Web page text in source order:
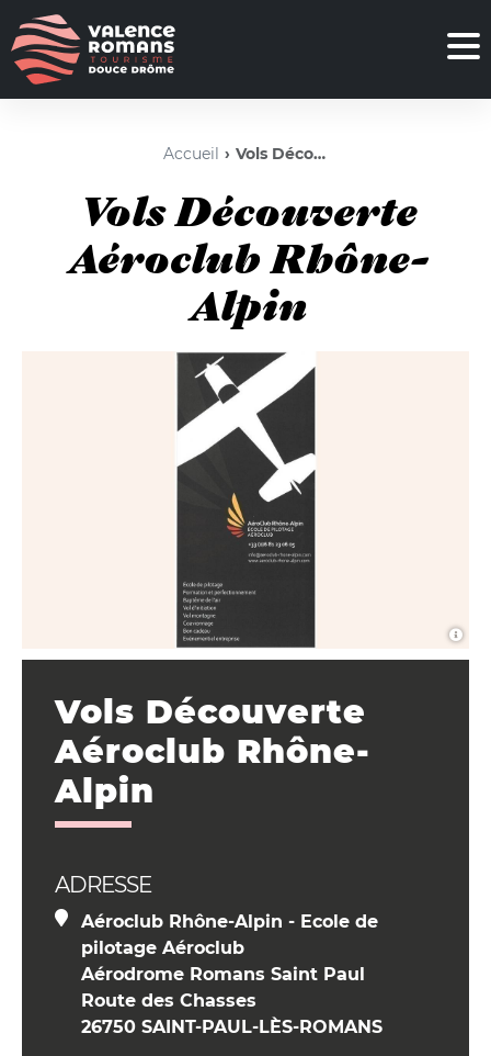
Accueil Vols Découverte Aéroclub Rhône-Alpin
Vols Découverte
Aéroclub Rhône-
Alpin
Vols Découverte
Aéroclub Rhône-
Alpin
ADRESSE
Aéroclub Rhône-Alpin - Ecole de
pilotage Aéroclub
Aérodrome Romans Saint Paul
Route des Chasses
26750 SAINT-PAUL-LÈS-ROMANS